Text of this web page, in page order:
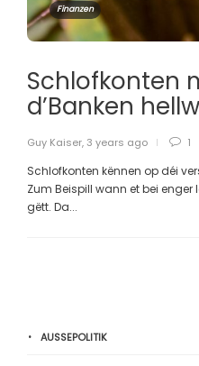
Finanzen
Schlofkonten
d’Banken
Guy Kaiser, 3 years ago 1
Schlofkonten kënnen op déi
Zum Beispill wann et bei
gëtt. Da...
AUSSEPOLITIK